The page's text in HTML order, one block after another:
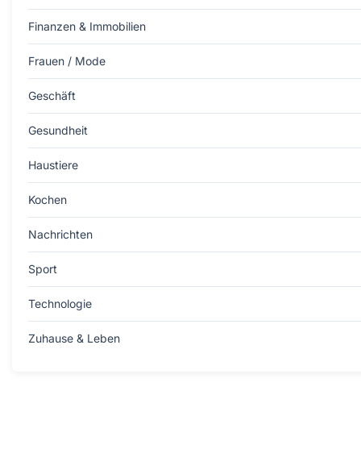
Finanzen & Immobilien
Frauen / Mode
Geschäft
Gesundheit
Haustiere
Kochen
Nachrichten
Sport
Technologie
Zuhause & Leben